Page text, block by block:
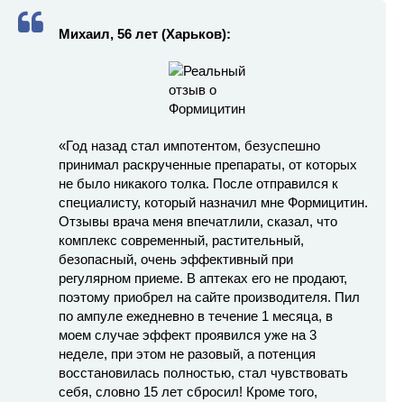
Михаил, 56 лет (Харьков):
«Год назад стал импотентом, безуспешно
принимал раскрученные препараты, от которых
не было никакого толка. После отправился к
специалисту, который назначил мне Формицитин.
Отзывы врача меня впечатлили, сказал, что
комплекс современный, растительный,
безопасный, очень эффективный при
регулярном приеме. В аптеках его не продают,
поэтому приобрел на сайте производителя. Пил
по ампуле ежедневно в течение 1 месяца, в
моем случае эффект проявился уже на 3
неделе, при этом не разовый, а потенция
восстановилась полностью, стал чувствовать
себя, словно 15 лет сбросил! Кроме того,